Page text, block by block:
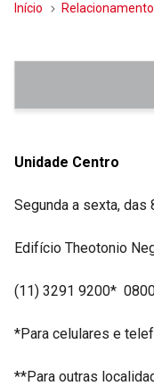
Início Relacionamento
Unidade Centro
Segunda a sexta, das
Edifício Theotonio
(11) 3291 9200*
*Para celulares e
**Para outras